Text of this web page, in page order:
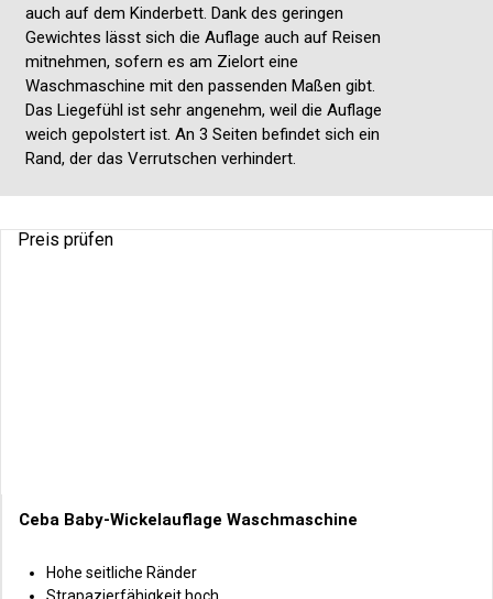
auch auf dem Kinderbett. Dank des geringen
Gewichtes lässt sich die Auflage auch auf Reisen
mitnehmen, sofern es am Zielort eine
Waschmaschine mit den passenden Maßen gibt.
Das Liegefühl ist sehr angenehm, weil die Auflage
weich gepolstert ist. An 3 Seiten befindet sich ein
Rand, der das Verrutschen verhindert.
Preis prüfen
Ceba Baby-Wickelauflage Waschmaschine
Hohe seitliche Ränder